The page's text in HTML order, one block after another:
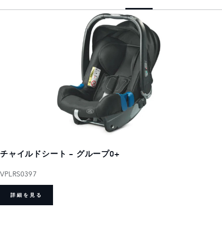
チャイルドシート - グループ0+
VPLRS0397
詳細を見る